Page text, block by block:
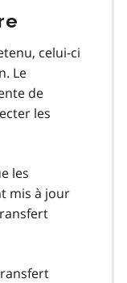
celui-ci
Le
de
les
les
mis à jour